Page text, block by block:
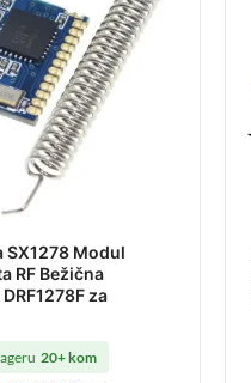
SX1278 Modul
RF Bežična
za
20+ kom